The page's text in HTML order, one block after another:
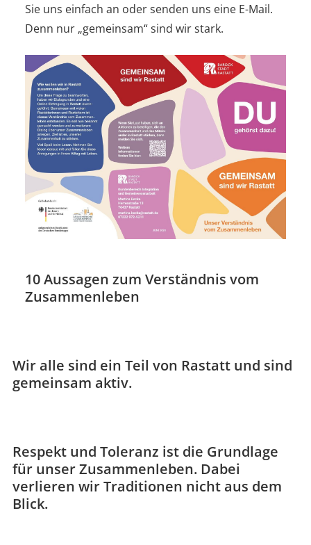
Sie uns einfach an oder senden uns eine E-Mail.
Denn nur „gemeinsam“ sind wir stark.
10 Aussagen zum Verständnis vom
Zusammenleben
Wir alle sind ein Teil von Rastatt und sind
gemeinsam aktiv.
Respekt und Toleranz ist die Grundlage
für unser Zusammenleben. Dabei
verlieren wir Traditionen nicht aus dem
Blick.